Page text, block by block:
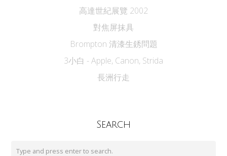
高達世紀展覽 2002
對焦屏抹具
Brompton 清漆生銹問題
3小白 - Apple, Canon, Strida
長洲行走
Search